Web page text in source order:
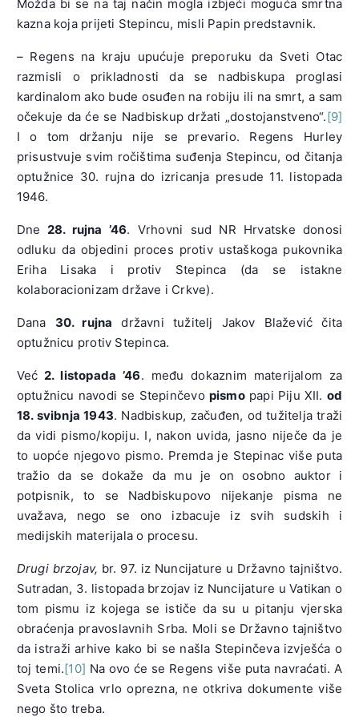
Možda bi se na taj način mogla izbjeći moguća smrtna
kazna koja prijeti Stepincu, misli Papin predstavnik.
– Regens na kraju upućuje preporuku da Sveti Otac
razmisli o prikladnosti da se nadbiskupa proglasi
kardinalom ako bude osuđen na robiju ili na smrt, a sam
očekuje da će se Nadbiskup držati „dostojanstveno“.[9]
I o tom držanju nije se prevario. Regens Hurley
prisustvuje svim ročištima suđenja Stepincu, od čitanja
optužnice 30. rujna do izricanja presude 11. listopada
1946.
Dne 28. rujna ’46. Vrhovni sud NR Hrvatske donosi
odluku da objedini proces protiv ustaškoga pukovnika
Eriha Lisaka i protiv Stepinca (da se istakne
kolaboracionizam države i Crkve).
Dana 30. rujna državni tužitelj Jakov Blažević čita
optužnicu protiv Stepinca.
Već 2. listopada ’46. među dokaznim materijalom za
optužnicu navodi se Stepinčevo pismopapi Piju XII. od
18. svibnja 1943. Nadbiskup, začuđen, od tužitelja traži
da vidi pismo/kopiju. I, nakon uvida, jasno niječe da je
to uopće njegovo pismo. Premda je Stepinac više puta
tražio da se dokaže da mu je on osobno auktor i
potpisnik, to se Nadbiskupovo nijekanje pisma ne
uvažava, nego se ono izbacuje iz svih sudskih i
medijskih materijala o procesu.
Drugi brzojav, br. 97. iz Nuncijature u Državno tajništvo.
Sutradan, 3. listopada brzojav iz Nuncijature u Vatikan o
tom pismu iz kojega se ističe da su u pitanju vjerska
obraćenja pravoslavnih Srba. Moli se Državno tajništvo
da istraži arhive kako bi se našla Stepinčeva izvješća o
toj temi.[10] Na ovo će se Regens više puta navraćati. A
Sveta Stolica vrlo oprezna, ne otkriva dokumente više
nego što treba.